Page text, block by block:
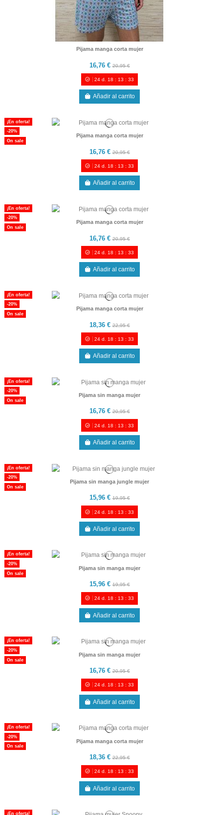
Pijama manga corta mujer
16,76 €20,95 €
24 d. 18 : 13 :33
Añadir al carrito
¡En oferta!
-20%
On sale
Pijama manga corta mujer
16,76 €20,95 €
24 d. 18 : 13 :33
Añadir al carrito
¡En oferta!
-20%
On sale
Pijama manga corta mujer
16,76 €20,95 €
24 d. 18 : 13 :33
Añadir al carrito
¡En oferta!
-20%
On sale
Pijama manga corta mujer
18,36 €22,95 €
24 d. 18 : 13 :33
Añadir al carrito
¡En oferta!
-20%
On sale
Pijama sin manga mujer
16,76 €20,95 €
24 d. 18 : 13 :33
Añadir al carrito
¡En oferta!
-20%
On sale
Pijama sin manga jungle mujer
15,96 €19,95 €
24 d. 18 : 13 :33
Añadir al carrito
¡En oferta!
-20%
On sale
Pijama sin manga mujer
15,96 €19,95 €
24 d. 18 :13 :33
Añadir al carrito
¡En oferta!
-20%
On sale
Pijama sin manga mujer
16,76 €20,95 €
24 d. 18 :13 :33
Añadir al carrito
¡En oferta!
-20%
On sale
Pijama manga corta mujer
18,36 €22,95 €
24 d. 18 :13 :33
Añadir al carrito
¡En oferta!